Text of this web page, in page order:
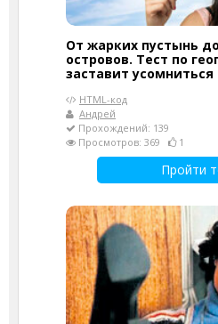
От жарких пустынь
островов. Тест по
заставит усомниться
HTML-код
Андрей
Прохождений: 139
Просмотров: 369
1
Пройти